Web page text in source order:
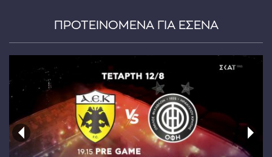
ΠΡΟΤΕΙΝΟΜΕΝΑ ΓΙΑ ΕΣΕΝΑ